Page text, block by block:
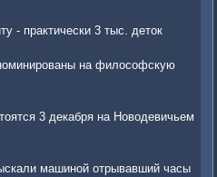
- практически 3 тыс. деток
на философскую
3 декабря на Новодевичьем
машиной отрывавший часы